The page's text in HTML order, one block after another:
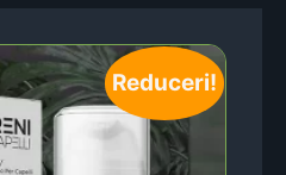
Reduceri!